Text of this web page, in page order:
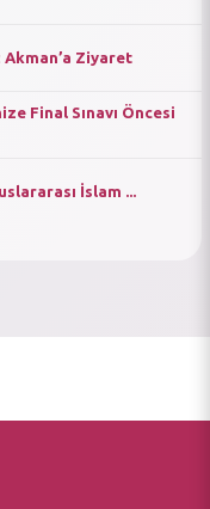
Ziyaret
Final Sınavı Öncesi
İslam ...